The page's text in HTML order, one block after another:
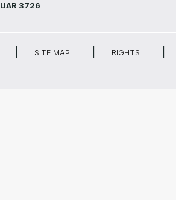
UAR 3726
SITE MAP RIGHTS